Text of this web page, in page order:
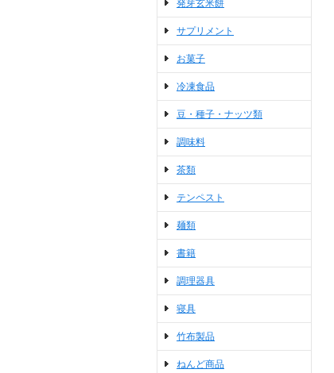
発芽玄米餅
サプリメント
お菓子
冷凍食品
豆・種子・ナッツ類
調味料
茶類
テンペスト
麺類
書籍
調理器具
寝具
竹布製品
ねんど商品